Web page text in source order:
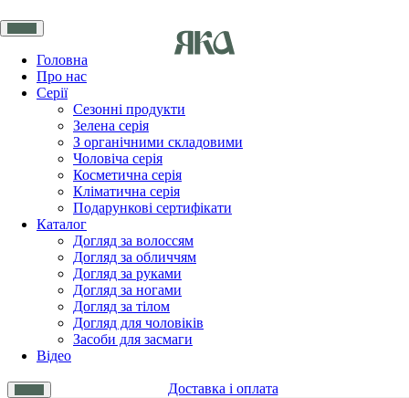
Головна
Про нас
Серії
Сезонні продукти
Зелена серія
З органічними складовими
Чоловіча серія
Косметична серія
Кліматична серія
Подарункові сертифікати
Каталог
Догляд за волоссям
Догляд за обличчям
Догляд за руками
Догляд за ногами
Догляд за тілом
Догляд для чоловіків
Засоби для засмаги
Відео
Доставка і оплата